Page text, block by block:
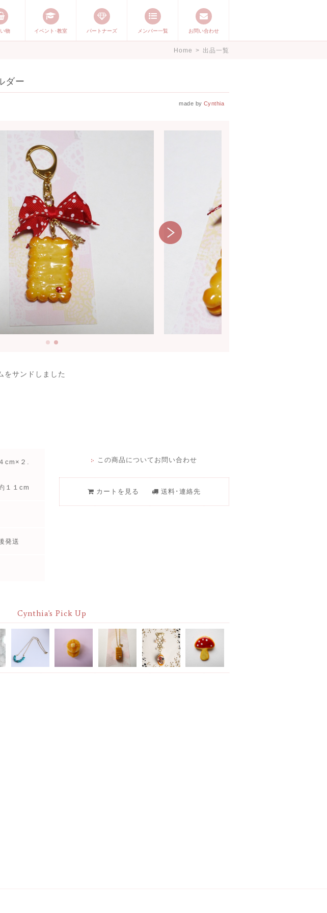
くり表現ステージ ママステ ハ
物 イベント･教室 パートナーズ メンバー一覧 お問い合わせ
Home > 出品一覧
ダー
made by Cynthia
をサンドしました
cm×２.
１１cm
発送
この商品についてお問い合わせ
カートを見る 送料･連絡先
Cynthia's Pick Up